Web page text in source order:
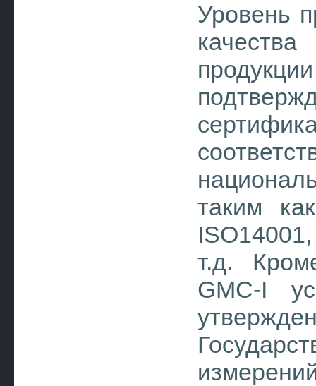
Уровень
продукции
таким
т.д.
GMC-I